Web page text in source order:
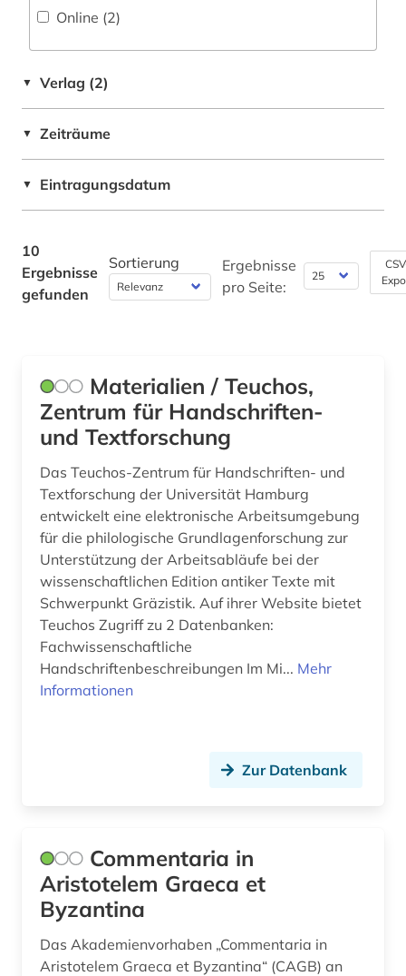
Romanistik (0)
Sport (0)
Werkstoffwissenschaften und
Fertigungstechnik (0)
Museumswesen (0)
Online (2)
▼ Verlag (2)
▼ Zeiträume
▼ Eintragungsdatum
10
Ergebnisse
gefunden
Sortierung
Ergebnisse
pro Seite:
Materialien / Teuchos,
Zentrum für Handschriften-
und Textforschung
Das Teuchos-Zentrum für Handschriften- und
Textforschung der Universität Hamburg
entwickelt eine elektronische Arbeitsumgebung
für die philologische Grundlagenforschung zur
Unterstützung der Arbeitsabläufe bei der
wissenschaftlichen Edition antiker Texte mit
Schwerpunkt Gräzistik. Auf ihrer Website bietet
Teuchos Zugriff zu 2 Datenbanken:
Fachwissenschaftliche
Handschriftenbeschreibungen Im Mi... Mehr
Informationen
Zur Datenbank
Commentaria in
Aristotelem Graeca et
Byzantina
Das Akademienvorhaben „Commentaria in
Aristotelem Graeca et Byzantina“ (CAGB) an